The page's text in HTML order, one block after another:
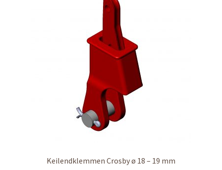
Keilendklemmen Crosby ø 18 – 19 mm